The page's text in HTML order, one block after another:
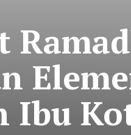
Ibu